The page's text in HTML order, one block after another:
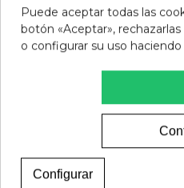
VAPORUB POMADA 1
FRASCO 100 g
15,49 €
Añadir al carrito
Puede aceptar todas las
botón «Aceptar»,
o configurar su uso haciendo
Configurar